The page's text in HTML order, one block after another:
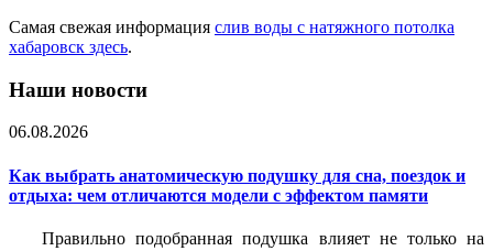
Самая свежая информация слив воды с натяжного потолка
хабаровск здесь.
Наши новости
06.08.2026
Как выбрать анатомическую подушку для сна, поездок и
отдыха: чем отличаются модели с эффектом памяти
Правильно подобранная подушка влияет не только на